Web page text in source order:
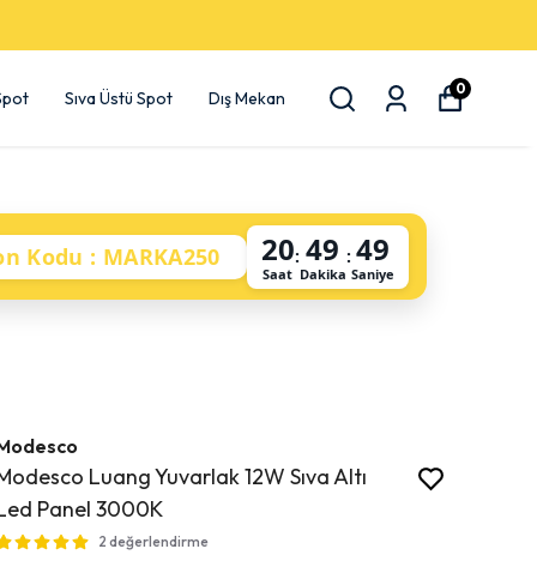
Sıva Üstü Spot Dış Mekan 0
Kodu : MARKA250 20
Saat
: 49
Dakika
: 49
Saniye
Luang Yuvarlak 12W Sıva Altı
Panel 3000K
2 değerlendirme